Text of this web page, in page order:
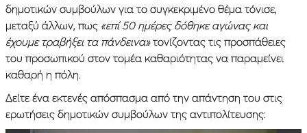
δημοτικών συμβούλων για το συγκεκριμένο θέμα τόνισε,
μεταξύ άλλων, πως «επί 50 ημέρες δόθηκε αγώνας και
έχουμε τραβήξει τα πάνδεινα»τονίζοντας τις προσπάθειες
του προσωπικού στον τομέα καθαριότητας να παραμείνει
καθαρή η πόλη.
Δείτε ένα εκτενές απόσπασμα από την απάντηση του στις
ερωτήσεις δημοτικών συμβούλων της αντιπολίτευσης: